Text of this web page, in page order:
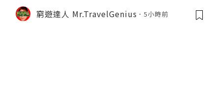
窮遊達人 Mr.TravelGenius 5小時前